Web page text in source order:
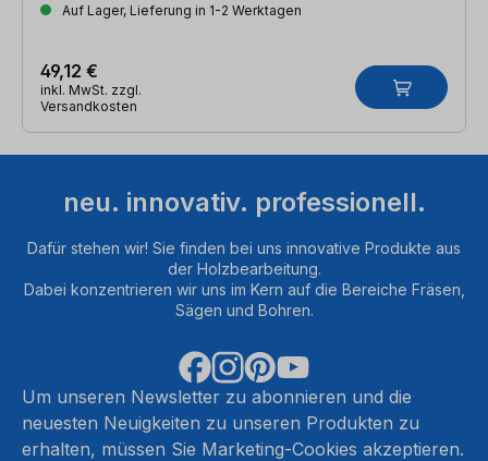
Auf Lager, Lieferung in 1-2 Werktagen
49,12 €
inkl. MwSt. zzgl.
Versandkosten
neu. innovativ. professionell.
Dafür stehen wir! Sie finden bei uns innovative Produkte aus
der Holzbearbeitung.
Dabei konzentrieren wir uns im Kern auf die Bereiche Fräsen,
Sägen und Bohren.
Um unseren Newsletter zu abonnieren und die
neuesten Neuigkeiten zu unseren Produkten zu
erhalten, müssen Sie Marketing-Cookies akzeptieren.